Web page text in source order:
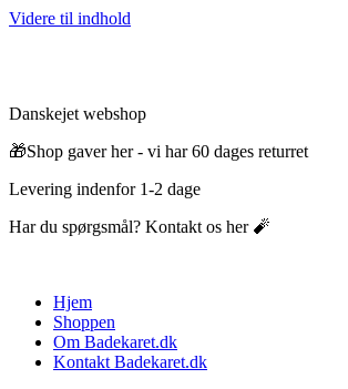
Videre til indhold
Danskejet webshop
🎁Shop gaver her - vi har 60 dages returret
Levering indenfor 1-2 dage
Har du spørgsmål? Kontakt os her 🧨
Hjem
Shoppen
Om Badekaret.dk
Kontakt Badekaret.dk